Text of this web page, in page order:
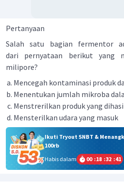
Pertanyaan
Salah satu bagian fermentor
dari pernyataan berikut yang
milipore?
Mencegah kontaminasi produk
Menentukan jumlah mikroba
Menstrerilkan produk yang
Mensterilkan udara yang masuk
Ikuti Tryout SNBT &
100rb
Habis dalam
00 :18 :32 :41